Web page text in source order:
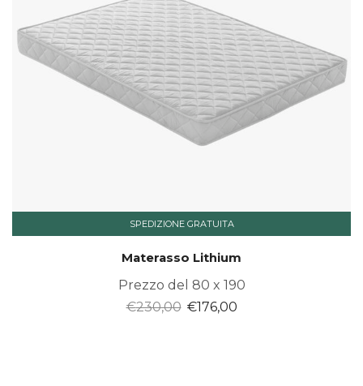
SPEDIZIONE GRATUITA
Materasso Lithium
Prezzo del 80 x 190
€230,00 Il
€176,00Il